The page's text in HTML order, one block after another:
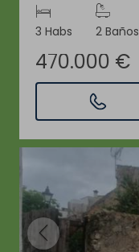
3 Habs 2 Baños
470.000 €